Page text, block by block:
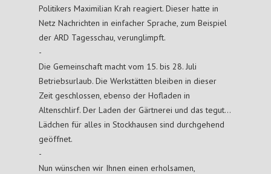
Politikers Maximilian Krah reagiert. Dieser hatte in
Netz Nachrichten in einfacher Sprache, zum Beispiel
der ARD Tagesschau, verunglimpft.
-
Die Gemeinschaft macht vom 15. bis 28. Juli
Betriebsurlaub. Die Werkstätten bleiben in dieser
Zeit geschlossen, ebenso der Hofladen in
Altenschlirf. Der Laden der Gärtnerei und das tegut…
Lädchen für alles in Stockhausen sind durchgehend
geöffnet.
-
Nun wünschen wir Ihnen einen erholsamen,